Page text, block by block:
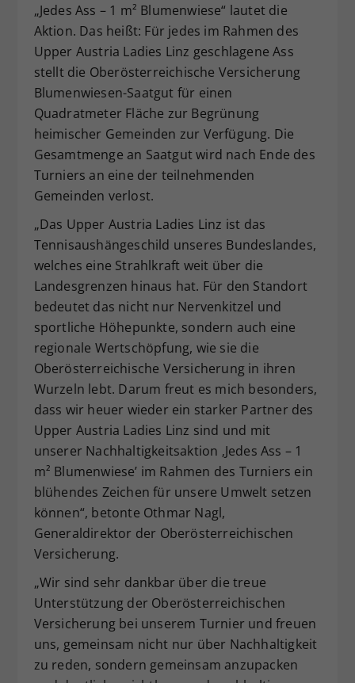
„Jedes Ass – 1 m² Blumenwiese“ lautet die
Aktion. Das heißt: Für jedes im Rahmen des
Upper Austria Ladies Linz geschlagene Ass
stellt die Oberösterreichische Versicherung
Blumenwiesen-Saatgut für einen
Quadratmeter Fläche zur Begrünung
heimischer Gemeinden zur Verfügung. Die
Gesamtmenge an Saatgut wird nach Ende des
Turniers an eine der teilnehmenden
Gemeinden verlost.
„Das Upper Austria Ladies Linz ist das
Tennisaushängeschild unseres Bundeslandes,
welches eine Strahlkraft weit über die
Landesgrenzen hinaus hat. Für den Standort
bedeutet das nicht nur Nervenkitzel und
sportliche Höhepunkte, sondern auch eine
regionale Wertschöpfung, wie sie die
Oberösterreichische Versicherung in ihren
Wurzeln lebt. Darum freut es mich besonders,
dass wir heuer wieder ein starker Partner des
Upper Austria Ladies Linz sind und mit
unserer Nachhaltigkeitsaktion ‚Jedes Ass – 1
m² Blumenwiese’ im Rahmen des Turniers ein
blühendes Zeichen für unsere Umwelt setzen
können“, betonte Othmar Nagl,
Generaldirektor der Oberösterreichischen
Versicherung.
„Wir sind sehr dankbar über die treue
Unterstützung der Oberösterreichischen
Versicherung bei unserem Turnier und freuen
uns, gemeinsam nicht nur über Nachhaltigkeit
zu reden, sondern gemeinsam anzupacken